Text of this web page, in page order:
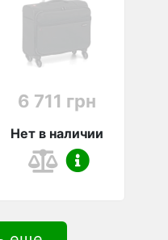
6 711 грн
Нет в наличии